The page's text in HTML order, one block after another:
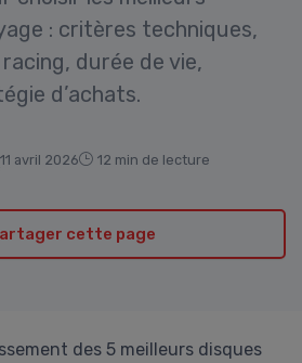
: critères techniques,
durée de vie,
d’achats.
11 avril 2026 12 min de lecture
cette page
des 5 meilleurs disques